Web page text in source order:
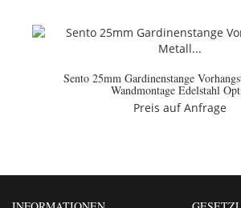
Sento 25mm Gardinenstange
Wandmontage Edelstahl
Preis auf Anfrage